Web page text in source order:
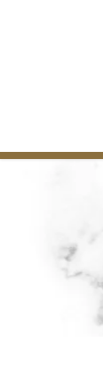
動
に